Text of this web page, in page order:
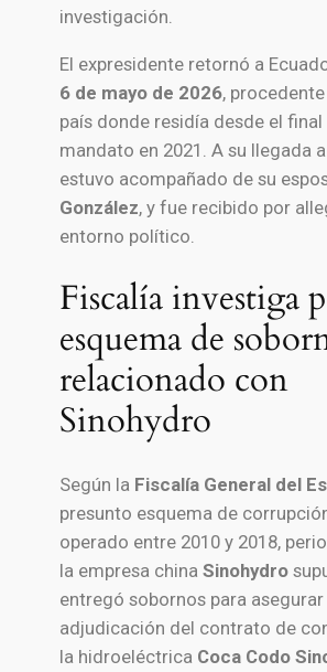
investigación.
El expresidente retornó a
6 de mayo de 2026,
país donde residía desde el final
mandato en 2021. A su llegada
estuvo acompañado de su
González, y fue recibido por
entorno político.
Fiscalía investiga
esquema de
relacionado con
Sinohydro
Según la Fiscalía General del
presunto esquema de
operado entre 2010 y 2018,
la empresa china Sinohydro
entregó sobornos para asegurar
adjudicación del contrato de
la hidroeléctrica Coca Codo